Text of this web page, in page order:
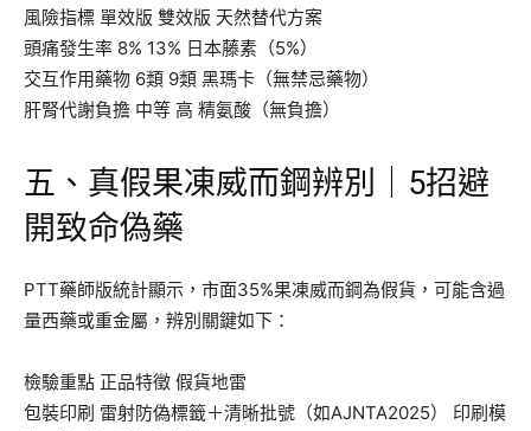
風險指標 單效版 雙效版 天然替代方案
頭痛發生率 8% 13% 日本藤素（5%）
交互作用藥物 6類 9類 黑瑪卡（無禁忌藥物）
肝腎代謝負擔 中等 高 精氨酸（無負擔）
五、真假果凍威而鋼辨別｜5招避
開致命偽藥
PTT藥師版統計顯示，市面35%果凍威而鋼為假貨，可能含過
量西藥或重金屬，辨別關鍵如下：
檢驗重點 正品特徵 假貨地雷
包裝印刷 雷射防偽標籤＋清晰批號（如AJNTA2025） 印刷模